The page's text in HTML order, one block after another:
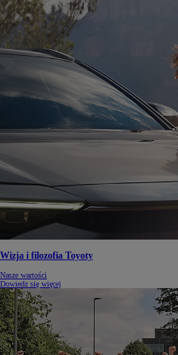
Wizja i filozofia Toyoty
Nasze wartości
Dowiedz się więcej